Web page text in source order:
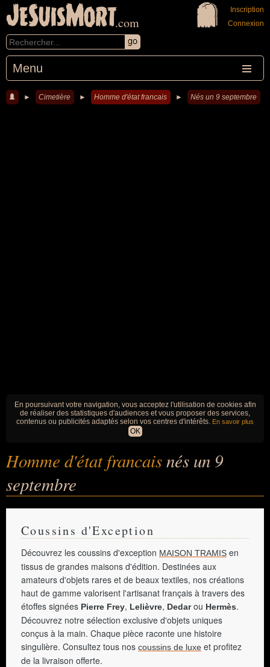
JeSuisMort.com
Menu
Inscription
Connexion
► Cimetière ► Homme d'état francais ► Nés un 9 septembre
En poursuivant votre navigation, vous acceptez l'utilisation de cookies afin
de réaliser des statistiques d'audiences et vous proposer des services,
contenus ou publicités adaptés selon vos centres d'intérêts. En savoir plus
OK
Homme d'état francaisnés un 9
septembre
Coussins d'Exception
Découvrez les coussins d'exception MAISON TRAMIS en
tissus de grandes maisons d'édition. Destinées aux
amateurs d'objets rares et de beaux textiles, nos créations
haut de gamme valorisent l'artisanat français à travers des
étoffes signées Pierre Frey, Lelièvre, Dedarou Hermès.
Découvrez notre sélection exclusive d'objets uniques
conçus à la main. Chaque pièce raconte une histoire
singulière. Consultez tous nos coussins de luxe et profitez
de la livraison offerte.